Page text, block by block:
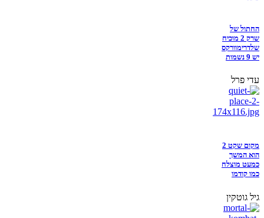
החתול של
שרק 2 מוכיח
שלדרימוורקס
יש 9 נשמות
עדי פרל
מקום שקט 2
הוא המשך
כמעט מוצלח
כמו קודמו
גיל גוטקין